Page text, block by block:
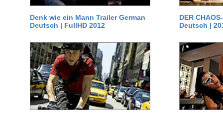
Denk wie ein Mann Trailer German
Deutsch | FullHD 2012
DER
Deutsch |